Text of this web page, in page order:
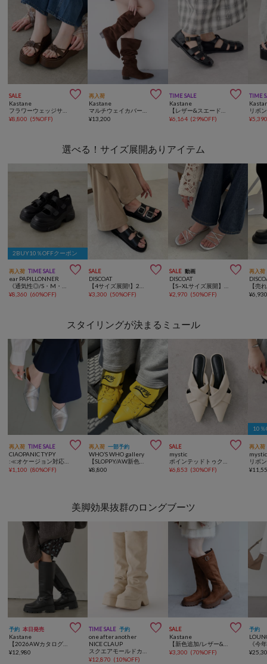
SALE 
Kastane
¥8,800 (5%OFF)
再入荷 
Kastane
¥13,200
TIME SALE 
Kastane
¥6,164 (29%OFF)
TIME
¥
選べる！サイズ展開ありアイテム
2BUY10％OFFクーポン
再入荷 TIME SALE 
ear PAPILLONNER
¥8,360 (60%OFF)
SALE 
DISCOAT
¥3,300 (50%OFF)
SALE 動画 
DISCOAT
¥2,970 (50%OFF)
再入荷
¥
スタイリングが決まるミュール
再入荷 TIME SALE 
CIAOPANIC TYPY
¥1,100 (80%OFF)
再入荷 一部予約 
WHO’S WHO gallery
¥8,800
SALE 
mystic
¥6,853 (30%OFF)
10％
再入荷
mystic
¥
美脚効果抜群のロングブーツ
予約 本日発売 
Kastane
【2026AWカタログ】ベルトスウィッチロングブーツ
¥12,980
TIME SALE 予約 
one after another
NICE CLAUP
スクエアモールドカバーロングブーツ
¥12,870 (10%OFF)
SALE 
Kastane
【新色追加/レザー&スエード】ベルトロングブーツ
¥3,300 (70%OFF)
予約
¥